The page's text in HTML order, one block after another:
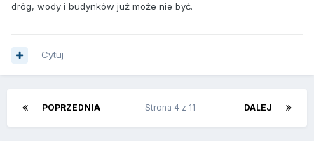
dróg, wody i budynków już może nie być.
Cytuj
POPRZEDNIA DALEJ
Strona 4 z 11